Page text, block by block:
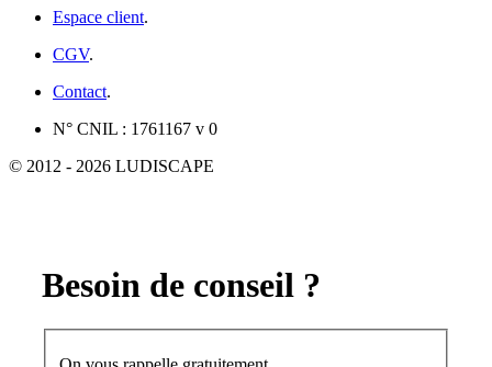
Espace client.
CGV.
Contact.
N° CNIL : 1761167 v 0
© 2012 - 2026 LUDISCAPE
Besoin de conseil ?